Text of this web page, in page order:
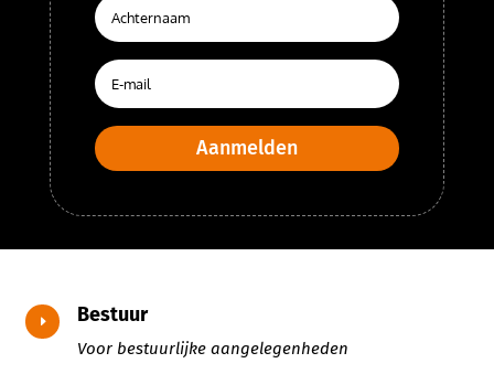
Aanmelden
E Bestuur
Voor bestuurlijke aangelegenheden